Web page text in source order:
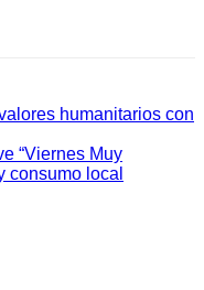
humanitarios con
“Viernes Muy
consumo local